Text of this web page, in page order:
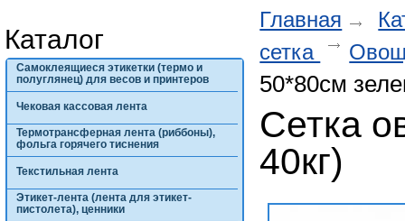
Каталог
Самоклеящиеся этикетки (термо и
полуглянец) для весов и принтеров
Чековая кассовая лента
Термотрансферная лента (риббоны),
фольга горячего тиснения
Текстильная лента
Этикет-лента (лента для этикет-
пистолета), ценники
Главная
сетка
50*80см
Сетка
40кг)